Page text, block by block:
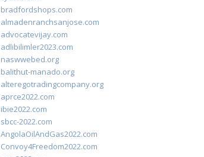
bradfordshops.com
almadenranchsanjose.com
advocatevijay.com
adlibilimler2023.com
naswwebed.org
balithut-manado.org
alteregotradingcompany.org
aprce2022.com
ibie2022.com
sbcc-2022.com
AngolaOilAndGas2022.com
Convoy4Freedom2022.com